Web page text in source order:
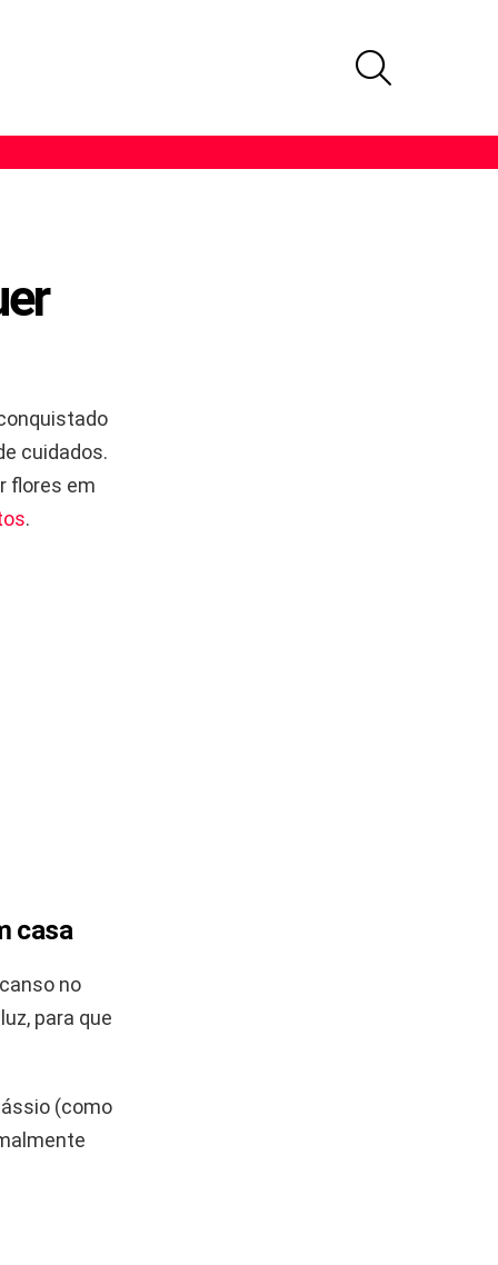
cuidados.
flores em
.
casa
no
para que
(como